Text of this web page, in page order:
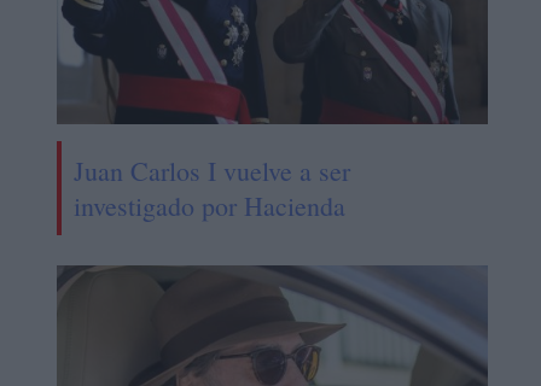
Juan Carlos I vuelve a ser
investigado por Hacienda